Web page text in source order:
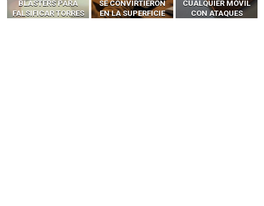
SE CONVIRTIERON
EN LA SUPERFICIE
CUALQUIER MÓVIL
CON ATAQUES
MÓVILES SIN
‘HACKEAR’ — EL